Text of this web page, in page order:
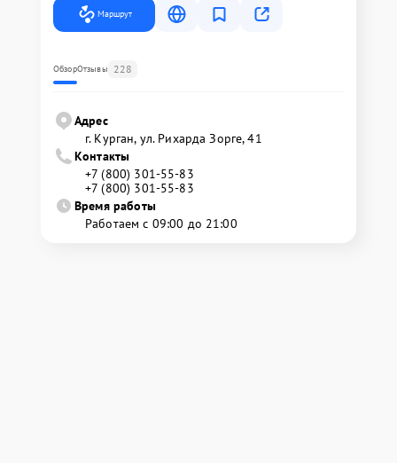
Маршрут
ОбзорОтзывы 228
Адрес
г. Курган, ул. Рихарда Зорге, 41
Контакты
+7 (800) 301-55-83
+7 (800) 301-55-83
Время работы
Работаем с 09:00 до 21:00